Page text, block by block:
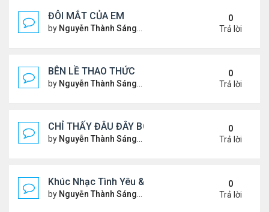
ĐÔI MẮT CỦA EM
by Nguyễn Thành Sáng Thứ 3 Tháng 7 30, 2024 9:08
0
Trả lời
BÊN LỀ THAO THỨC
by Nguyễn Thành Sáng Thứ 4 Tháng 7 24, 2024 10:29
0
Trả lời
CHỈ THẤY ĐÂU ĐÂY BÓNG MỘT NGƯỜI
by Nguyễn Thành Sáng Thứ 4 Tháng 7 24, 2024 10:27
0
Trả lời
Khúc Nhạc Tình Yêu & Câu Chuyện Tình
by Nguyễn Thành Sáng Thứ 5 Tháng 1 25, 2024 2:03
0
Trả lời